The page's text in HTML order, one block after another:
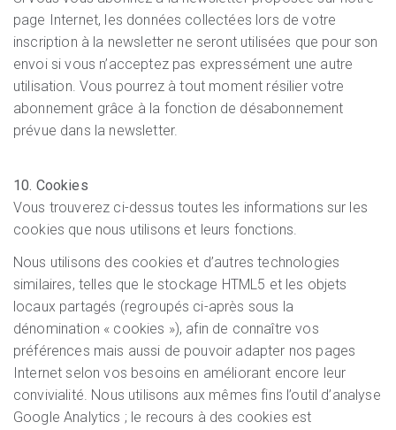
page Internet, les données collectées lors de votre
inscription à la newsletter ne seront utilisées que pour son
envoi si vous n’acceptez pas expressément une autre
utilisation. Vous pourrez à tout moment résilier votre
abonnement grâce à la fonction de désabonnement
prévue dans la newsletter.
10. Cookies
Vous trouverez ci-dessus toutes les informations sur les
cookies que nous utilisons et leurs fonctions.
Nous utilisons des cookies et d’autres technologies
similaires, telles que le stockage HTML5 et les objets
locaux partagés (regroupés ci-après sous la
dénomination « cookies »), afin de connaître vos
préférences mais aussi de pouvoir adapter nos pages
Internet selon vos besoins en améliorant encore leur
convivialité. Nous utilisons aux mêmes fins l’outil d’analyse
Google Analytics ; le recours à des cookies est